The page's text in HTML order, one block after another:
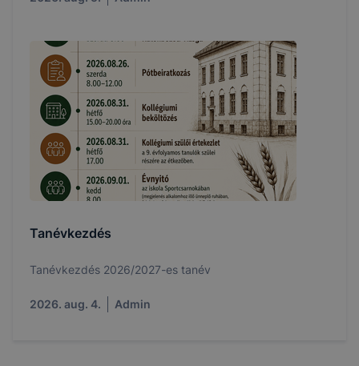
Tanévkezdés
Tanévkezdés 2026/2027-es tanév
2026. aug. 4. Admin